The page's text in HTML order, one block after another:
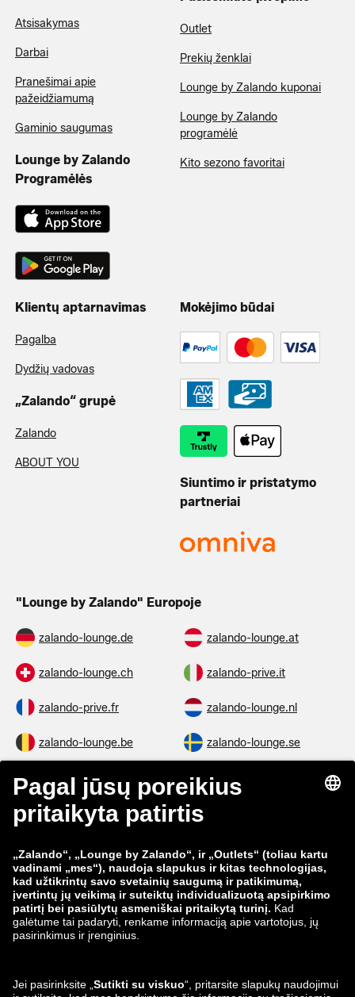
Atsisakymas
Darbai
Pranešimai apie
pažeidžiamumą
Gaminio saugumas
Lounge by Zalando
Programėlės
Outlet
Prekių ženklai
Lounge by Zalando kuponai
Lounge by Zalando
programėlė
Kito sezono favoritai
Klientų aptarnavimas
Pagalba
Dydžių vadovas
„Zalando“ grupė
Zalando
ABOUT YOU
Mokėjimo būdai
Siuntimo ir pristatymo
partneriai
"Lounge by Zalando" Europoje
zalando-lounge.de zalando-lounge.at
zalando-lounge.ch zalando-prive.it
zalando-prive.fr zalando-lounge.nl
zalando-lounge.be zalando-lounge.se
zalando-lounge.fi zalando-lounge.dk
zalando-lounge.co.uk
zalando-prive.es zalando-lounge.cz
zalando-lounge.lt zalando-lounge.sk
zalando-lounge.ro zalando-lounge.hr
zalando-lounge.lu zalando-lounge.ee